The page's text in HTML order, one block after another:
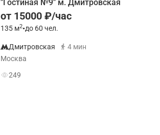
"Гостиная №9" м. Дмитровская
от 15000 ₽/час
135 м2•до 60 чел.
Дмитровская
4 мин
Москва
249